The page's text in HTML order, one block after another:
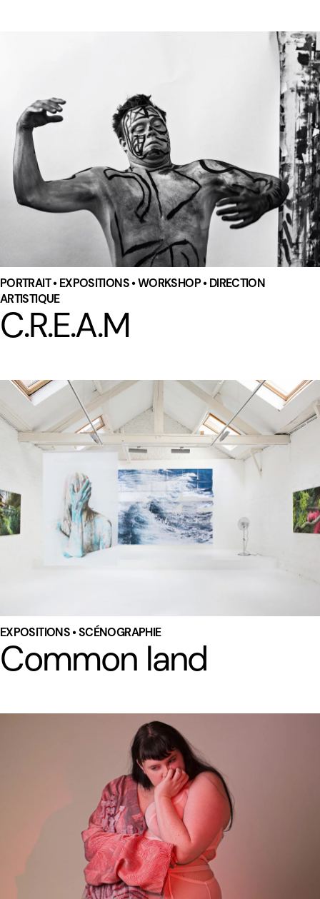
PORTRAIT • EXPOSITIONS • WORKSHOP • DIRECTION
ARTISTIQUE
C.R.E.A.M
EXPOSITIONS • SCÉNOGRAPHIE
Common land